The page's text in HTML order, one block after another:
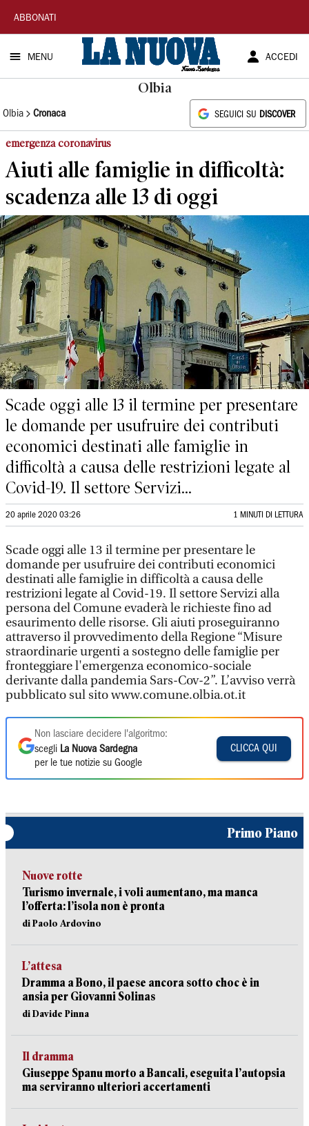
La
Nuova
Sardegna
ABBONATI
MENU ACCEDI
Olbia
Olbia Cronaca SEGUICI SU DISCOVER
emergenza coronavirus
Aiuti alle famiglie in difficoltà:
scadenza alle 13 di oggi
Scade oggi alle 13 il termine per presentare
le domande per usufruire dei contributi
economici destinati alle famiglie in
difficoltà a causa delle restrizioni legate al
Covid-19. Il settore Servizi...
20 aprile 2020 03:26 1 MINUTI DI LETTURA
Scade oggi alle 13 il termine per presentare le
domande per usufruire dei contributi economici
destinati alle famiglie in difficoltà a causa delle
restrizioni legate al Covid-19. Il settore Servizi alla
persona del Comune evaderà le richieste fino ad
esaurimento delle risorse. Gli aiuti proseguiranno
attraverso il provvedimento della Regione “Misure
straordinarie urgenti a sostegno delle famiglie per
fronteggiare l'emergenza economico-sociale
derivante dalla pandemia Sars-Cov-2”. L’avviso verrà
pubblicato sul sito www.comune.olbia.ot.it
Non lasciare decidere l'algoritmo:
scegli La Nuova Sardegna
per le tue notizie su Google
CLICCA QUI
Primo Piano
Nuove rotte
Turismo invernale, i voli aumentano, ma manca
l’offerta: l’isola non è pronta
di Paolo Ardovino
L’attesa
Dramma a Bono, il paese ancora sotto choc è in
ansia per Giovanni Solinas
di Davide Pinna
Il dramma
Giuseppe Spanu morto a Bancali, eseguita l’autopsia
ma serviranno ulteriori accertamenti